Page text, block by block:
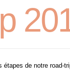
de notre road-